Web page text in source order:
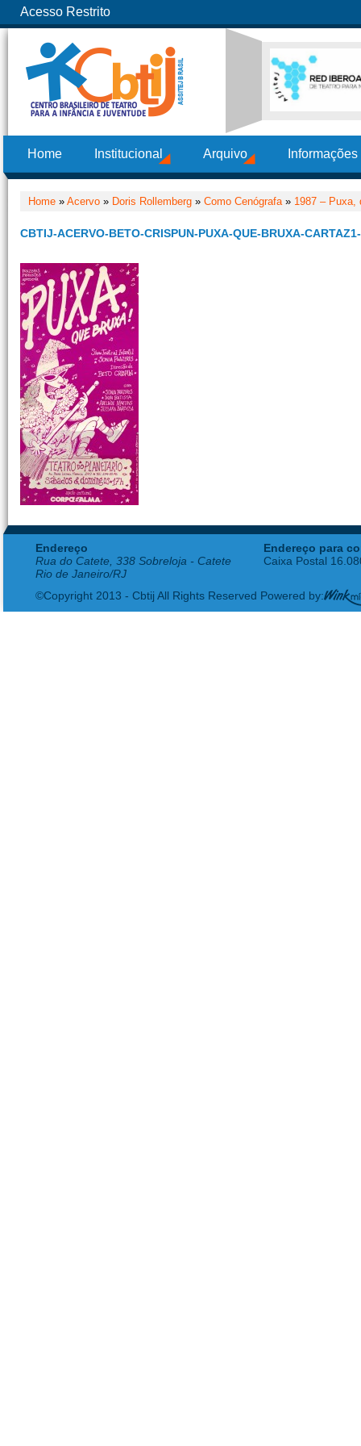
Acesso Restrito
Home Institucional Arquivo
Home » Acervo » Doris Rollemberg » Como Cenógrafa» 1987 – Puxa,
CBTIJ-ACERVO-BETO-CRISPUN-PUXA-QUE-BRUXA-
Endereço
Rua do Catete, 338 Sobreloja - Catete
Rio de Janeiro/RJ
Endereço para
Caixa Postal
©Copyright 2013 - Cbtij All Rights Reserved Powered by: